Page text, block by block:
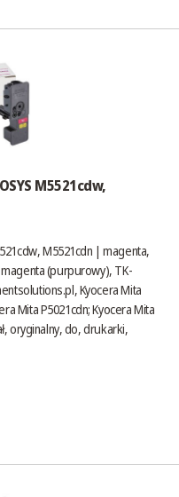
M5521cdw,
M5521cdn | magenta,
magenta (purpurowy), TK-
, Kyocera Mita
Mita P5021cdn; Kyocera Mita
oryginalny, do, drukarki,